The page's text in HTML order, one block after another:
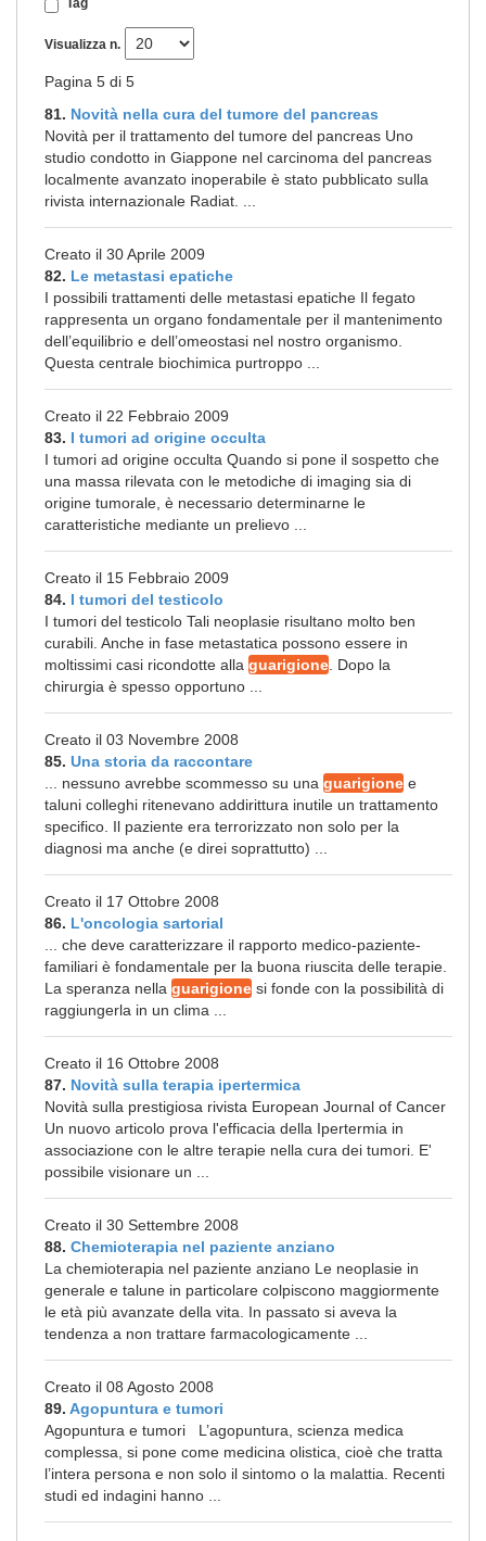
Tag
Visualizza n.
Pagina 5 di 5
81. Novità nella cura del tumore del pancreas
Novità per il trattamento del tumore del pancreas Uno
studio condotto in Giappone nel carcinoma del pancreas
localmente avanzato inoperabile è stato pubblicato sulla
rivista internazionale Radiat. ...
Creato il 30 Aprile 2009
82. Le metastasi epatiche
I possibili trattamenti delle metastasi epatiche Il fegato
rappresenta un organo fondamentale per il mantenimento
dell’equilibrio e dell’omeostasi nel nostro organismo.
Questa centrale biochimica purtroppo ...
Creato il 22 Febbraio 2009
83. I tumori ad origine occulta
I tumori ad origine occulta Quando si pone il sospetto che
una massa rilevata con le metodiche di imaging sia di
origine tumorale, è necessario determinarne le
caratteristiche mediante un prelievo ...
Creato il 15 Febbraio 2009
84. I tumori del testicolo
I tumori del testicolo Tali neoplasie risultano molto ben
curabili. Anche in fase metastatica possono essere in
moltissimi casi ricondotte alla guarigione . Dopo la
chirurgia è spesso opportuno ...
Creato il 03 Novembre 2008
85. Una storia da raccontare
... nessuno avrebbe scommesso su una guarigione e
taluni colleghi ritenevano addirittura inutile un trattamento
specifico. Il paziente era terrorizzato non solo per la
diagnosi ma anche (e direi soprattutto) ...
Creato il 17 Ottobre 2008
86. L'oncologia sartorial
... che deve caratterizzare il rapporto medico-paziente-
familiari è fondamentale per la buona riuscita delle terapie.
La speranza nella guarigione si fonde con la possibilità di
raggiungerla in un clima ...
Creato il 16 Ottobre 2008
87. Novità sulla terapia ipertermica
Novità sulla prestigiosa rivista European Journal of Cancer
Un nuovo articolo prova l'efficacia della Ipertermia in
associazione con le altre terapie nella cura dei tumori. E'
possibile visionare un ...
Creato il 30 Settembre 2008
88. Chemioterapia nel paziente anziano
La chemioterapia nel paziente anziano Le neoplasie in
generale e talune in particolare colpiscono maggiormente
le età più avanzate della vita. In passato si aveva la
tendenza a non trattare farmacologicamente ...
Creato il 08 Agosto 2008
89. Agopuntura e tumori
Agopuntura e tumori L’agopuntura, scienza medica
complessa, si pone come medicina olistica, cioè che tratta
l’intera persona e non solo il sintomo o la malattia. Recenti
studi ed indagini hanno ...